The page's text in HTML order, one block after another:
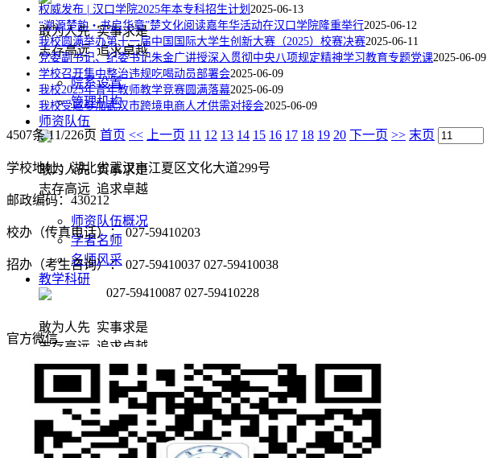
敢为人先 实事求是
志存高远 追求卓越
院系设置
管理机构
师资队伍
敢为人先 实事求是
志存高远 追求卓越
师资队伍概况
学者名师
名师风采
教学科研
敢为人先 实事求是
志存高远 追求卓越
教育教学
科学研究
党团建设
权威发布 | 汉口学院2025年本专科招生计划 2025-06-13
“溯源楚韵・书启华章”楚文化阅读嘉年华活动在汉口学院隆重举行2025-06-12
我校圆满举办第十一届中国国际大学生创新大赛（2025）校赛决赛2025-06-11
党委副书记、纪委书记朱金广讲授深入贯彻中央八项规定精神学习教育专题党课2025-06-09
学校召开集中整治违规吃喝动员部署会2025-06-09
我校2025年青年教师教学竞赛圆满落幕2025-06-09
我校受邀参加武汉市跨境电商人才供需对接会2025-06-09
4507条 11/226页 首页 << 上一页 11 12 13 14 15 16 17 18 19 20 下一页 >> 末页
学校地址：湖北省武汉市江夏区文化大道299号
邮政编码：430212
校办（传真电话）： 027-59410203
招办（考生咨询）： 027-59410037 027-59410038
027-59410087 027-59410228
官方微信